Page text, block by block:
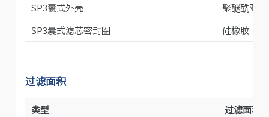
SP3囊式外壳
聚醚酰亚
SP3囊式滤芯密封圈
硅橡胶
过滤面积
类型
过滤面积